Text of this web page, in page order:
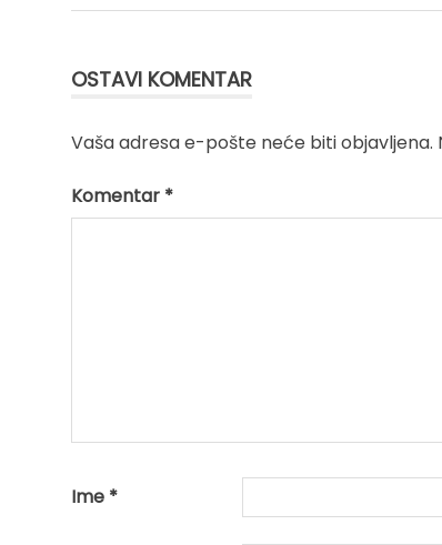
OSTAVI KOMENTAR
Vaša adresa e-pošte neće biti objavljena.
Komentar *
Ime *